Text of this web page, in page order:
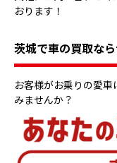
おります！
茨城で車の買取な
お客様がお乗りの愛
みませんか？